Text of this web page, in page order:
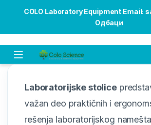
COLO Laboratory Equipment Email:
Одбаци
Open
Laboratorijske stolice
važan deo praktičnih i
rešenja laboratorijskog